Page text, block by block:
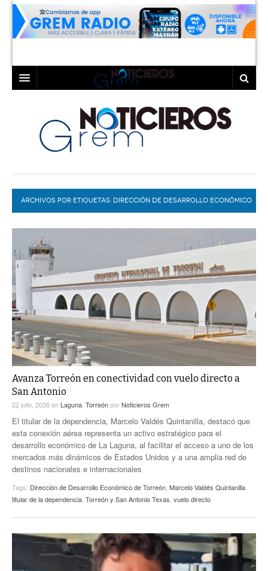
LAGUNA
TORREÓN
GÓMEZ PALACIO
LERDO
COAHUILA
DURANGO
DEPORTES
EXA
EL EXACTO
EXA INFORMA
GLOBO
CONTEXTOS
TRAYECTO LAGUNA
A MEDIA MAÑANA
A TODA LEY
DIÁLOGOS CON LA HISTORIA
TWEETS AND BEATS
LA MEJOR 97.1 ESTÉREO GALLITO
ACTUALIDADES GREM
PULSO
LA MEJOR INFORMACIÓN
COLABORADORES
PC29
ACTUALIDADES GREM
ARCHIVOS POR ETIQUETAS: DIRECCIÓN DE DESARROLLO ECONÓMICO
Avanza Torreón en conectividad con vuelo directo a
San Antonio
22 julio, 2026en Laguna TorreónporNoticieros Grem
El titular de la dependencia, Marcelo Valdés Quintanilla, destacó que
esta conexión aérea representa un activo estratégico para el
desarrollo económico de La Laguna, al facilitar el acceso a uno de los
mercados más dinámicos de Estados Unidos y a una amplia red de
destinos nacionales e internacionales
Tags: Dirección de Desarrollo Económico de Torreón Marcelo Valdés Quintanilla
titular de la dependencia Torreón y San Antonio Texas vuelo directo